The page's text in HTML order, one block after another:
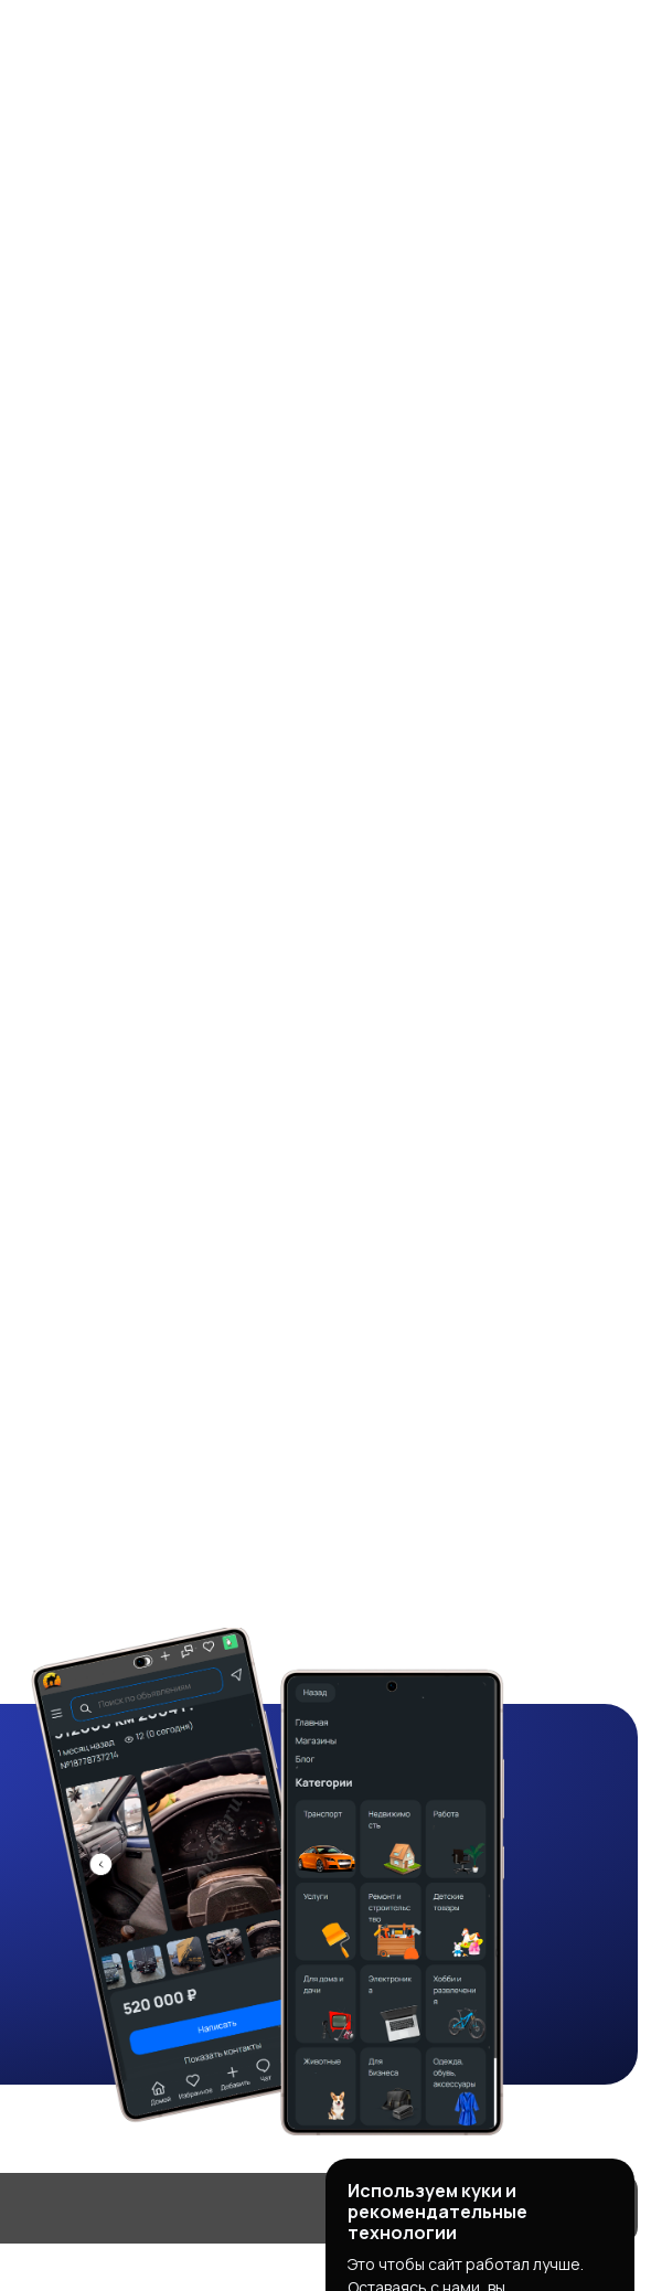
Используем куки и
рекомендательные
технологии
Это чтобы сайт работал лучше.